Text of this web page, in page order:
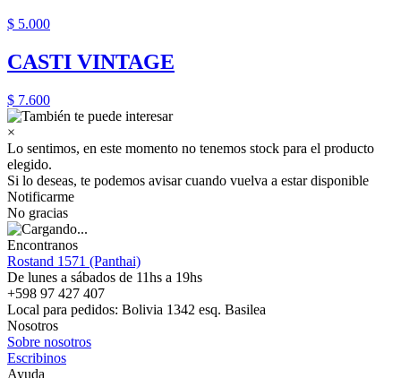
$ 5.000
CASTI VINTAGE
$ 7.600
×
Lo sentimos, en este momento no tenemos stock para el producto
elegido.
Si lo deseas, te podemos avisar cuando vuelva a estar disponible
Notificarme
No gracias
Encontranos
Rostand 1571 (Panthai)
De lunes a sábados de 11hs a 19hs
+598 97 427 407
Local para pedidos: Bolivia 1342 esq. Basilea
Nosotros
Sobre nosotros
Escribinos
Ayuda